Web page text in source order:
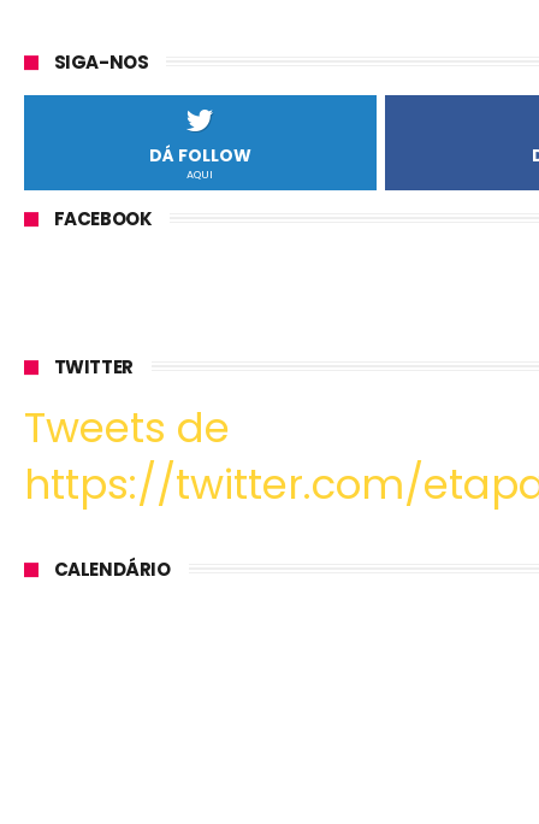
SIGA-NOS
DÁ FOLLOW
AQUI
FACEBOOK
TWITTER
Tweets de
https://twitter.com/
CALENDÁRIO